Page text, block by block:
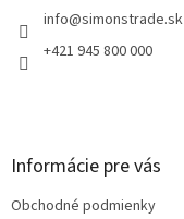
info@simonstrade.sk
+421 945 800 000
Informácie pre vás
Obchodné podmienky